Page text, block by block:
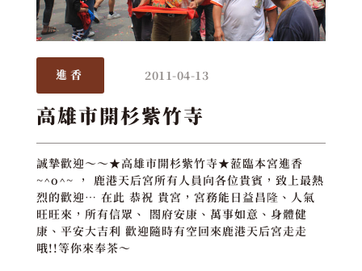
進香 2011-04-13
高雄市開杉紫竹寺
誠摯歡迎～～★高雄市開杉紫竹寺★蒞臨本宮進香
~^o^~ ， 鹿港天后宮所有人員向各位貴賓，致上最熱
烈的歡迎… 在此 恭祝 貴宮，宮務能日益昌隆、人氣
旺旺來，所有信眾、 閤府安康、萬事如意、身體健
康、平安大吉利 歡迎隨時有空回來鹿港天后宮走走
哦!!等你來奉茶～